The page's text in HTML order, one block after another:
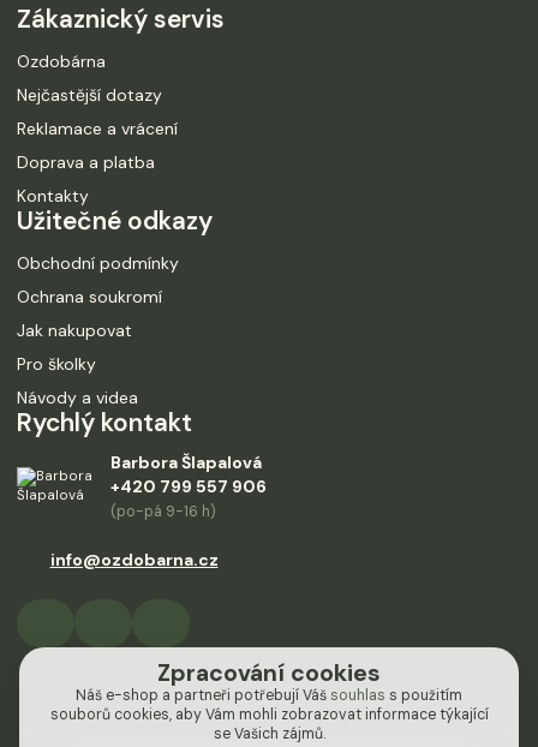
Zákaznický servis
Ozdobárna
Nejčastější dotazy
Reklamace a vrácení
Doprava a platba
Kontakty
Užitečné odkazy
Obchodní podmínky
Ochrana soukromí
Jak nakupovat
Pro školky
Návody a videa
Rychlý kontakt
Barbora Šlapalová
+420 799 557 906
(po-pá 9-16 h)
info@ozdobarna.cz
Zpracování cookies
Náš e-shop a partneři potřebují Váš souhlas s použitím
souborů cookies, aby Vám mohli zobrazovat informace týkající
se Vašich zájmů.